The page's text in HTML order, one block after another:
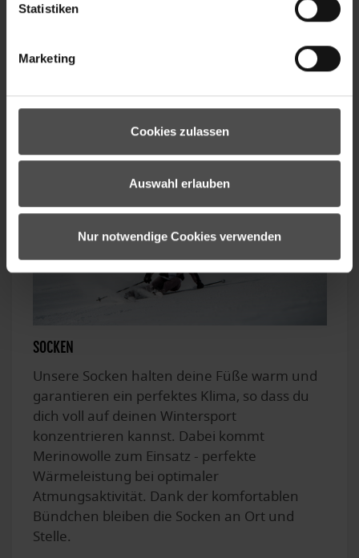
Statistiken
Marketing
Cookies zulassen
Auswahl erlauben
Nur notwendige Cookies verwenden
BRACES TEAMWEAR-Z
SOCKEN
Unsere Socken halten deine Füße warm und
garantieren ein perfektes Klima, so dass du
dich voll auf deinen Wintersport
konzentrieren kannst. Dabei kommt
Merinowolle zum Einsatz - perfekte
Wärmeleistung bei optimaler
Atmungsaktivität. Dank der komfortablen
Bündchen bleiben die Socken an Ort und
Stelle.